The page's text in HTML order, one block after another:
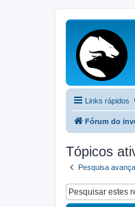
Links rápidos
Fórum do
Tópicos
Pesquisa